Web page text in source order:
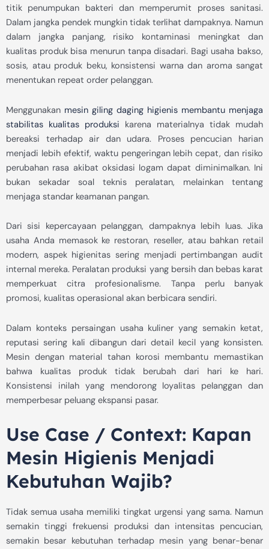
titik penumpukan bakteri dan memperumit proses sanitasi.
Dalam jangka pendek mungkin tidak terlihat dampaknya. Namun
dalam jangka panjang, risiko kontaminasi meningkat dan
kualitas produk bisa menurun tanpa disadari. Bagi usaha bakso,
sosis, atau produk beku, konsistensi warna dan aroma sangat
menentukan repeat order pelanggan.
Menggunakan mesin giling daging higienis membantu menjaga
stabilitas kualitas produksi karena materialnya tidak mudah
bereaksi terhadap air dan udara. Proses pencucian harian
menjadi lebih efektif, waktu pengeringan lebih cepat, dan risiko
perubahan rasa akibat oksidasi logam dapat diminimalkan. Ini
bukan sekadar soal teknis peralatan, melainkan tentang
menjaga standar keamanan pangan.
Dari sisi kepercayaan pelanggan, dampaknya lebih luas. Jika
usaha Anda memasok ke restoran, reseller, atau bahkan retail
modern, aspek higienitas sering menjadi pertimbangan audit
internal mereka. Peralatan produksi yang bersih dan bebas karat
memperkuat citra profesionalisme. Tanpa perlu banyak
promosi, kualitas operasional akan berbicara sendiri.
Dalam konteks persaingan usaha kuliner yang semakin ketat,
reputasi sering kali dibangun dari detail kecil yang konsisten.
Mesin dengan material tahan korosi membantu memastikan
bahwa kualitas produk tidak berubah dari hari ke hari.
Konsistensi inilah yang mendorong loyalitas pelanggan dan
memperbesar peluang ekspansi pasar.
Use Case / Context: Kapan
Mesin Higienis Menjadi
Kebutuhan Wajib?
Tidak semua usaha memiliki tingkat urgensi yang sama. Namun
semakin tinggi frekuensi produksi dan intensitas pencucian,
semakin besar kebutuhan terhadap mesin yang benar-benar